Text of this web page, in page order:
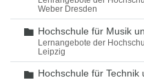
Weber Dresden
Ordner
Hochschule für Musik
Lernangebote der
Leipzig
Ordner
Hochschule für